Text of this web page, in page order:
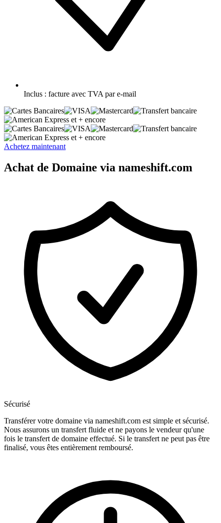
Inclus : facture avec TVA par e-mail
et + encore
et + encore
Achetez maintenant
Achat de Domaine via nameshift.com
Sécurisé
Transférer votre domaine via nameshift.com est simple et sécurisé.
Nous assurons un transfert fluide et ne payons le vendeur qu'une
fois le transfert de domaine effectué. Si le transfert ne peut pas être
finalisé, vous êtes entièrement remboursé.